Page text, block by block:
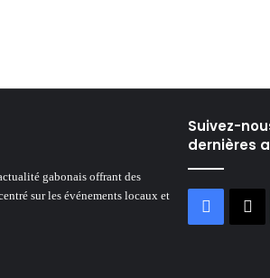
gabonais offrant des
sur les événements locaux et
Suivez-
dernières
Facebook